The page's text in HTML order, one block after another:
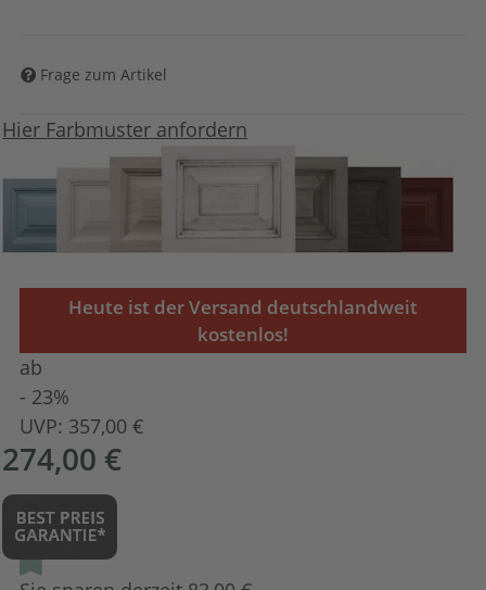
Frage zum Artikel
Hier Farbmuster anfordern
Heute ist der Versand deutschlandweit
kostenlos!
ab
- 23%
UVP: 357,00 €
274,00 €